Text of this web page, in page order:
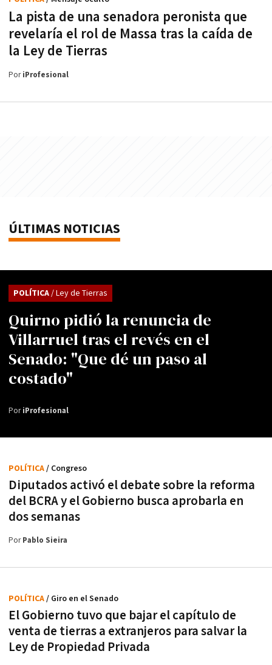
La pista de una senadora peronista que
revelaría el rol de Massa tras la caída de
la Ley de Tierras
PoriProfesional
ÚLTIMAS NOTICIAS
Quirno pidió la renuncia de
Villarruel tras el revés en el
Senado: "Que dé un paso al
costado"
POLÍTICA/ Ley de Tierras
PoriProfesional
Diputados activó el debate sobre la reforma
del BCRA y el Gobierno busca aprobarla en
dos semanas
POLÍTICA/ Congreso
PorPablo Sieira
El Gobierno tuvo que bajar el capítulo de
venta de tierras a extranjeros para salvar la
Ley de Propiedad Privada
POLÍTICA/ Giro en el Senado